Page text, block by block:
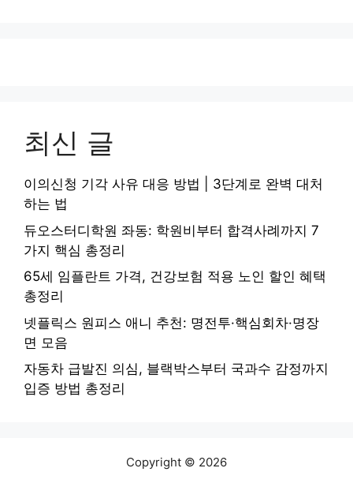
최신 글
이의신청 기각 사유 대응 방법 | 3단계로 완벽 대처
하는 법
듀오스터디학원 좌동: 학원비부터 합격사례까지 7
가지 핵심 총정리
65세 임플란트 가격, 건강보험 적용 노인 할인 혜택
총정리
넷플릭스 원피스 애니 추천: 명전투·핵심회차·명장
면 모음
자동차 급발진 의심, 블랙박스부터 국과수 감정까지
입증 방법 총정리
Copyright © 2026